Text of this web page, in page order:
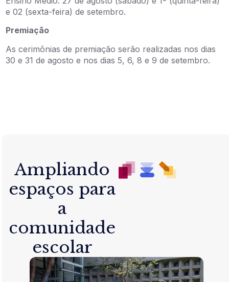
e 02 (sexta-feira) de setembro.
Premiação
As cerimônias de premiação serão realizadas nos dias
30 e 31 de agosto e nos dias 5, 6, 8 e 9 de setembro.
Ampliando
espaços para
a
comunidade
escolar